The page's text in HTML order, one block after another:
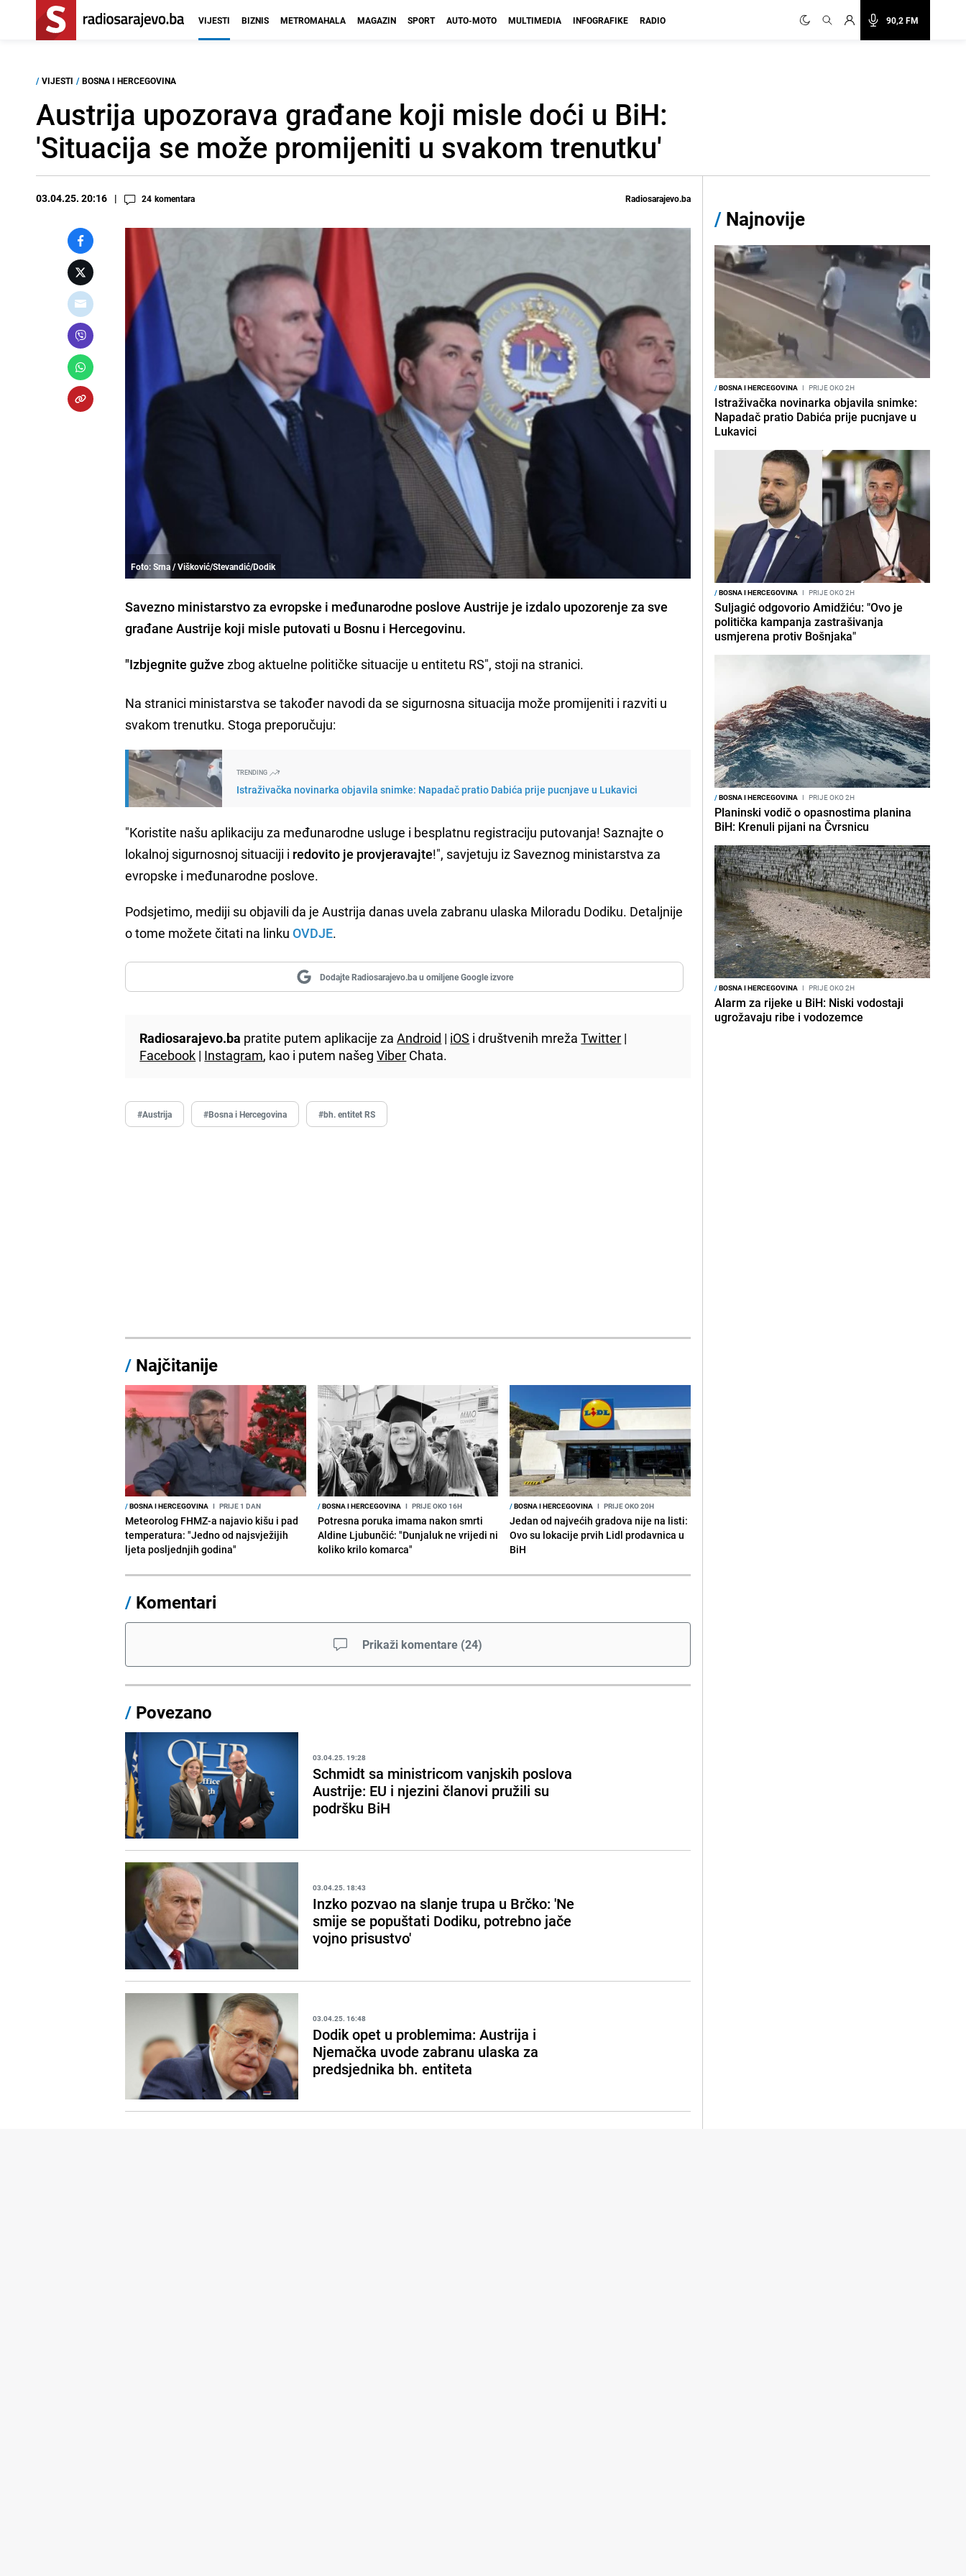
90,2 FM
VIJESTI BIZNIS METROMAHALA MAGAZIN SPORT AUTO-MOTO MULTIMEDIA INFOGRAFIKE RADIO
/ VIJESTI / BOSNA I HERCEGOVINA
Austrija upozorava građane koji misle doći u BiH:
'Situacija se može promijeniti u svakom trenutku'
03.04.25. 20:16 24 komentara Radiosarajevo.ba
Foto: Srna / Višković/Stevandić/Dodik
Savezno ministarstvo za evropske i međunarodne poslove Austrije je izdalo upozorenje za sve
građane Austrije koji misle putovati u Bosnu i Hercegovinu.
"Izbjegnite gužve zbog aktuelne političke situacije u entitetu RS", stoji na stranici.
Na stranici ministarstva se također navodi da se sigurnosna situacija može promijeniti i razviti u
svakom trenutku. Stoga preporučuju:
TRENDING
Istraživačka novinarka objavila snimke: Napadač pratio Dabića prije pucnjave u Lukavici
"Koristite našu aplikaciju za međunarodne usluge i besplatnu registraciju putovanja! Saznajte o
lokalnoj sigurnosnoj situaciji i redovito je provjeravajte!", savjetuju iz Saveznog ministarstva za
evropske i međunarodne poslove.
Podsjetimo, mediji su objavili da je Austrija danas uvela zabranu ulaska Miloradu Dodiku. Detaljnije
o tome možete čitati na linku OVDJE.
Dodajte Radiosarajevo.ba u omiljene Google izvore
Radiosarajevo.ba pratite putem aplikacije zaAndroid | iOS i društvenih mrežaTwitter |
Facebook | Instagram, kao i putem našegViber Chata.
#Austrija #Bosna i Hercegovina #bh. entitet RS
/ Najčitanije
/BOSNA I HERCEGOVINA I PRIJE 1 DAN
Meteorolog FHMZ-a najavio kišu i pad
temperatura: "Jedno od najsvježijih
ljeta posljednjih godina"
/BOSNA I HERCEGOVINA I PRIJE OKO 16H
Potresna poruka imama nakon smrti
Aldine Ljubunčić: "Dunjaluk ne vrijedi ni
koliko krilo komarca"
/BOSNA I HERCEGOVINA I PRIJE OKO 20H
Jedan od najvećih gradova nije na listi:
Ovo su lokacije prvih Lidl prodavnica u
BiH
/ Komentari
Prikaži komentare (24)
/ Povezano
03.04.25. 19:28
Schmidt sa ministricom vanjskih poslova
Austrije: EU i njezini članovi pružili su
podršku BiH
03.04.25. 18:43
Inzko pozvao na slanje trupa u Brčko: 'Ne
smije se popuštati Dodiku, potrebno jače
vojno prisustvo'
03.04.25. 16:48
Dodik opet u problemima: Austrija i
Njemačka uvode zabranu ulaska za
predsjednika bh. entiteta
/ Najnovije
/BOSNA I HERCEGOVINA I PRIJE OKO 2H
Istraživačka novinarka objavila snimke:
Napadač pratio Dabića prije pucnjave u
Lukavici
/BOSNA I HERCEGOVINA I PRIJE OKO 2H
Suljagić odgovorio Amidžiću: "Ovo je
politička kampanja zastrašivanja
usmjerena protiv Bošnjaka"
/BOSNA I HERCEGOVINA I PRIJE OKO 2H
Planinski vodič o opasnostima planina
BiH: Krenuli pijani na Čvrsnicu
/BOSNA I HERCEGOVINA I PRIJE OKO 2H
Alarm za rijeke u BiH: Niski vodostaji
ugrožavaju ribe i vodozemce